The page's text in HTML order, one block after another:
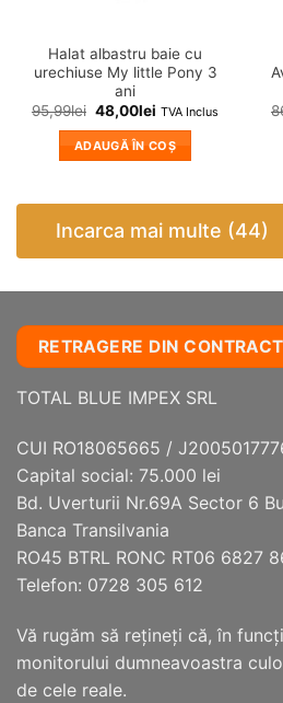
Halat albastru baie cu
urechiuse My little Pony 3
ani
95,99lei 48,00lei TVA Inclus
ADAUGĂ ÎN COȘ
Incarca mai multe (44)
RETRAGERE DIN CONTRACT
TOTAL BLUE IMPEX SRL
CUI RO18065665 /
Capital social: 75.000 lei
Bd. Uverturii Nr.69A Sector 6
Banca Transilvania
RO45 BTRL RONC RT06 6827
Telefon: 0728 305 612
Vă rugăm să reţineţi că, în
monitorului dumneavoastra
de cele reale.